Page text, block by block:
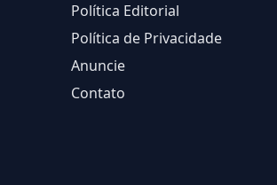
Política Editorial
Política de Privacidade
Anuncie
Contato